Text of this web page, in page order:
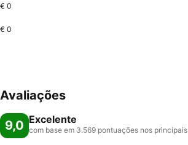
€ 0
€ 0
Avaliações
9,0 Excelente
com base em 3.569 pontuações nos principais